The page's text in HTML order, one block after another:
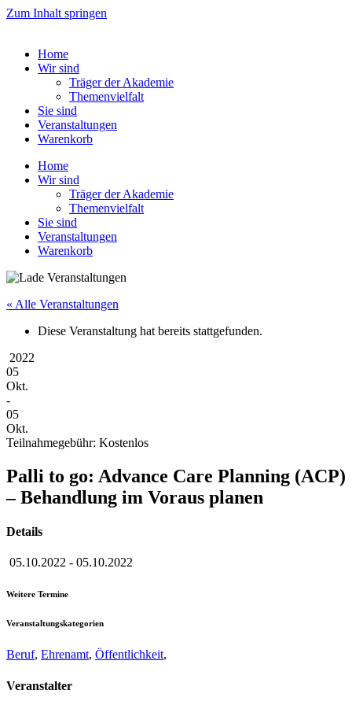
Zum Inhalt springen
Home
Wir sind
Träger der Akademie
Themenvielfalt
Sie sind
Veranstaltungen
Warenkorb
Home
Wir sind
Träger der Akademie
Themenvielfalt
Sie sind
Veranstaltungen
Warenkorb
« Alle Veranstaltungen
Diese Veranstaltung hat bereits stattgefunden.
2022
05
Okt.
-
05
Okt.
Teilnahmegebühr: Kostenlos
Palli to go: Advance Care Planning (ACP)
– Behandlung im Voraus planen
Details
05.10.2022 - 05.10.2022
Weitere Termine
Veranstaltungskategorien
Beruf, Ehrenamt, Öffentlichkeit,
Veranstalter